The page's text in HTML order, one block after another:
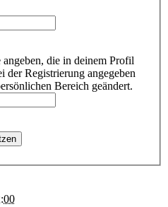
die in deinem Profil
der Registrierung angegeben
Bereich geändert.